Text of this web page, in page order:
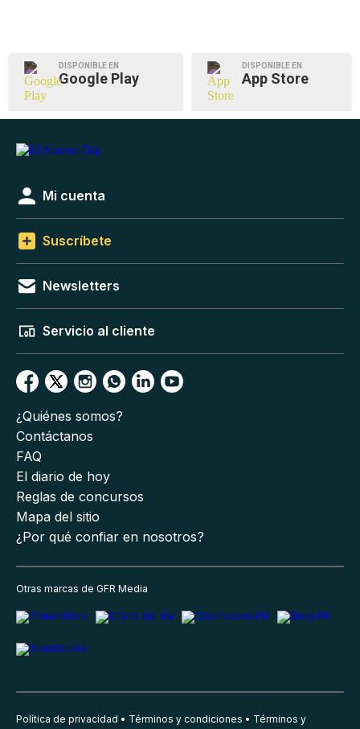
DISPONIBLE EN
Google Play
DISPONIBLE EN
App Store
Mi cuenta
Suscríbete
Newsletters
Servicio al cliente
¿Quiénes somos?
Contáctanos
FAQ
El diario de hoy
Reglas de concursos
Mapa del sitio
¿Por qué confiar en nosotros?
Otras marcas de GFR Media
Política de privacidad Términos y condiciones Términos y